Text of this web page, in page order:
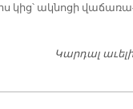
կից­՝ ակ­նո­ցի
Կարդալ